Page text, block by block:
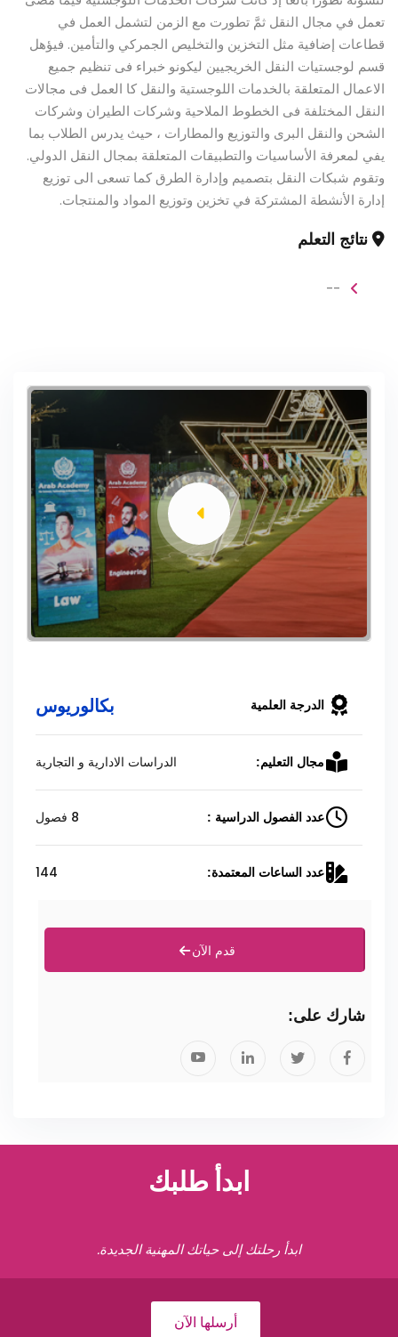
تعمل في مجال النقل ثمَّ تطورت مع الزمن لتشمل العمل في
قطاعات إضافية مثل التخزين والتخليص الجمركي والتأمين. فيؤهل
قسم لوجستيات النقل الخريجيين ليكونو خبراء فى تنظيم جميع
الاعمال المتعلقة بالخدمات اللوجستية والنقل كا العمل فى مجالات
النقل المختلفة فى الخطوط الملاحية وشركات الطيران وشركات
الشحن والنقل البرى والتوزيع والمطارات ، حيث يدرس الطلاب بما
يفي لمعرفة الأساسيات والتطبيقات المتعلقة بمجال النقل الدولي.
وتقوم شبكات النقل بتصميم وإدارة الطرق كما تسعى الى توزيع
إدارة الأنشطة المشتركة في تخزين وتوزيع المواد والمنتجات.
نتائج التعلم
--
الدرجة العلمية بكالوريوس
مجال التعليم: الدراسات الادارية و التجارية
عدد الفصول الدراسية : 8 فصول
عدد الساعات المعتمدة: 144
قدم الآن
شارك على:
ابدأ طلبك
ابدأ رحلتك إلى حياتك المهنية الجديدة.
أرسلها الآن